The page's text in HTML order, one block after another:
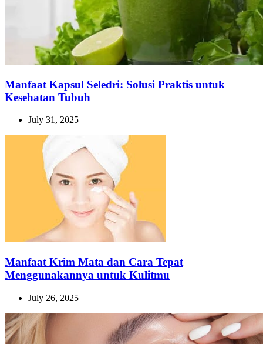
Manfaat Kapsul Seledri: Solusi Praktis untuk
Kesehatan Tubuh
July 31, 2025
Manfaat Krim Mata dan Cara Tepat
Menggunakannya untuk Kulitmu
July 26, 2025